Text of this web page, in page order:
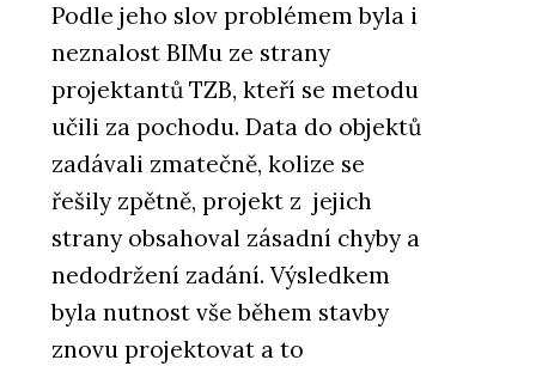
Podle jeho slov problémem byla i
neznalost BIMu ze strany
projektantů TZB, kteří se metodu
učili za pochodu. Data do objektů
zadávali zmatečně, kolize se
řešily zpětně, projekt z jejich
strany obsahoval zásadní chyby a
nedodržení zadání. Výsledkem
byla nutnost vše během stavby
znovu projektovat a to